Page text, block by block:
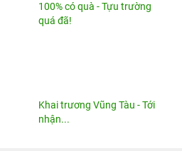
100% có quà - Tựu trường
quá đã!
Khai trương Vũng Tàu - Tới
nhận...